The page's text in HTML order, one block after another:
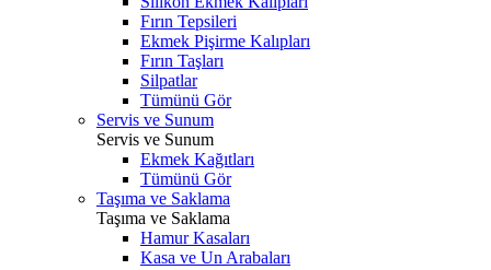
Fırın Tepsileri
Ekmek Pişirme Kalıpları
Fırın Taşları
Silpatlar
Tümünü Gör
Servis ve Sunum
Servis ve Sunum
Ekmek Kağıtları
Tümünü Gör
Taşıma ve Saklama
Taşıma ve Saklama
Hamur Kasaları
Kasa ve Un Arabaları